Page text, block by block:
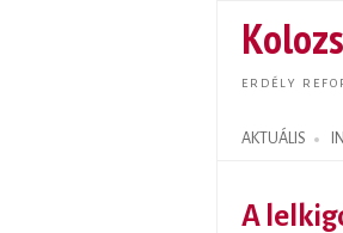
ERDÉLY
AKTUÁLIS
Search form
A